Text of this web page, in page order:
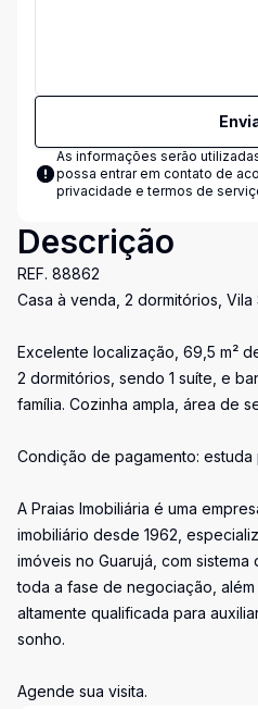
As informações serão
possa entrar em contato de
privacidade e termos de
Descrição
REF. 88862
Casa à venda, 2 dormitórios, Vila
Excelente localização, 69,5 m²
2 dormitórios, sendo 1 suíte, e
família. Cozinha ampla, área de
Condição de pagamento: estuda
A Praias Imobiliária é uma
imobiliário desde 1962,
imóveis no Guarujá, com
toda a fase de negociação,
altamente qualificada para
sonho.
Agende sua visita.